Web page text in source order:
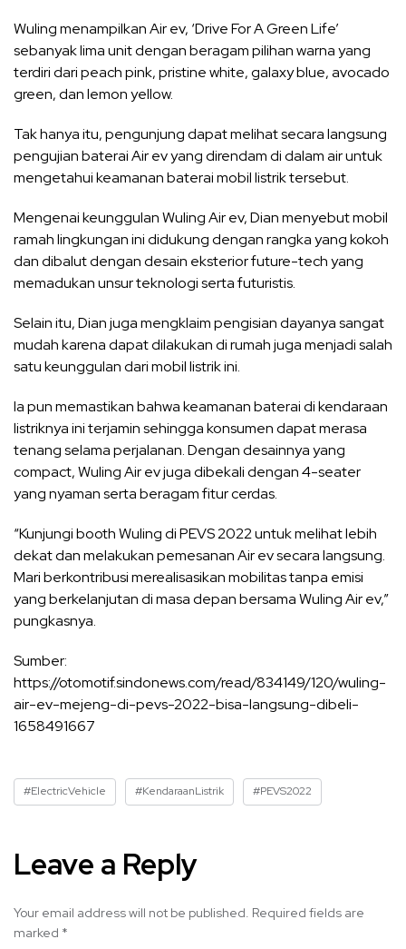
Wuling menampilkan Air ev, ‘Drive For A Green Life’
sebanyak lima unit dengan beragam pilihan warna yang
terdiri dari peach pink, pristine white, galaxy blue, avocado
green, dan lemon yellow.
Tak hanya itu, pengunjung dapat melihat secara langsung
pengujian baterai Air ev yang direndam di dalam air untuk
mengetahui keamanan baterai mobil listrik tersebut.
Mengenai keunggulan Wuling Air ev, Dian menyebut mobil
ramah lingkungan ini didukung dengan rangka yang kokoh
dan dibalut dengan desain eksterior future-tech yang
memadukan unsur teknologi serta futuristis.
Selain itu, Dian juga mengklaim pengisian dayanya sangat
mudah karena dapat dilakukan di rumah juga menjadi salah
satu keunggulan dari mobil listrik ini.
Ia pun memastikan bahwa keamanan baterai di kendaraan
listriknya ini terjamin sehingga konsumen dapat merasa
tenang selama perjalanan. Dengan desainnya yang
compact, Wuling Air ev juga dibekali dengan 4-seater
yang nyaman serta beragam fitur cerdas.
“Kunjungi booth Wuling di PEVS 2022 untuk melihat lebih
dekat dan melakukan pemesanan Air ev secara langsung.
Mari berkontribusi merealisasikan mobilitas tanpa emisi
yang berkelanjutan di masa depan bersama Wuling Air ev,”
pungkasnya.
Sumber:
https://otomotif.sindonews.com/read/834149/120/wuling-
air-ev-mejeng-di-pevs-2022-bisa-langsung-dibeli-
1658491667
#ElectricVehicle #KendaraanListrik #PEVS2022
Leave a Reply
Your email address will not be published. Required fields are
marked *